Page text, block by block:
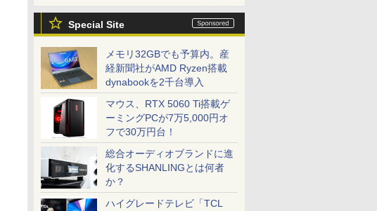
Special Site
メモリ32GBでも予算内。産
経新聞社がAMD Ryzen搭載
dynabookを2千台導入
マウス、RTX 5060 Ti搭載ゲ
ーミングPCが7万5,000円オ
フで30万円台！
総合オーディオブランドに進
化するSHANLINGとは何者
か？
ハイグレードテレビ「TCL